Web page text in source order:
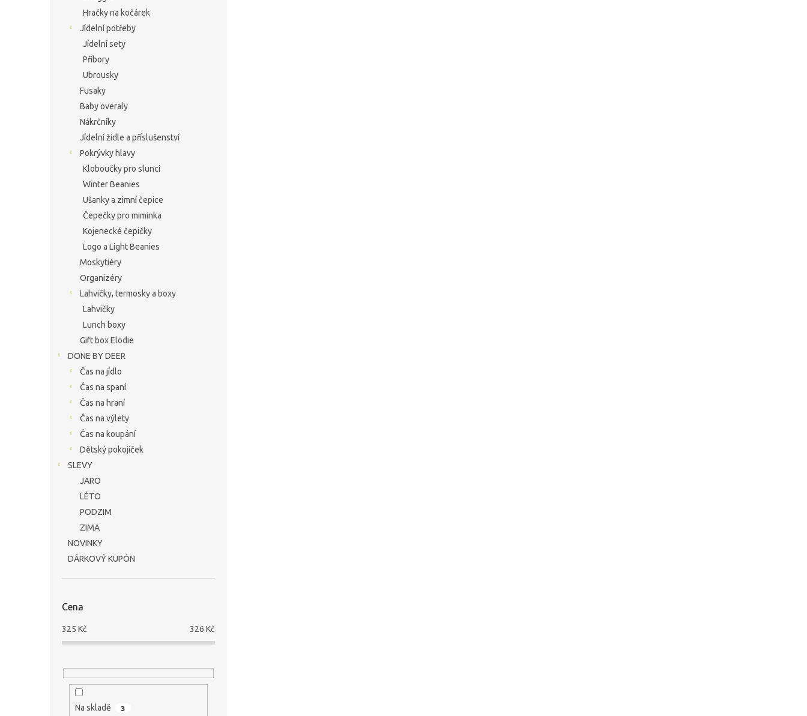
Hračky na kočárek
Jídelní potřeby
Jídelní sety
Příbory
Ubrousky
Fusaky
Baby overaly
Nákrčníky
Jídelní židle a příslušenství
Pokrývky hlavy
Kloboučky pro slunci
Winter Beanies
Ušanky a zimní čepice
Čepečky pro miminka
Kojenecké čepičky
Logo a Light Beanies
Moskytiéry
Organizéry
Lahvičky, termosky a boxy
Lahvičky
Lunch boxy
Gift box Elodie
DONE BY DEER
Čas na jídlo
Čas na spaní
Čas na hraní
Čas na výlety
Čas na koupání
Dětský pokojíček
SLEVY
JARO
LÉTO
PODZIM
ZIMA
NOVINKY
DÁRKOVÝ KUPÓN
Cena
325 Kč 326 Kč
Na skladě 3